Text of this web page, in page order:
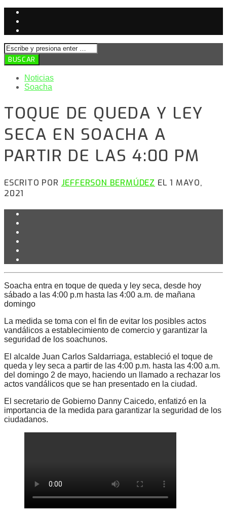
Noticias
Soacha
TOQUE DE QUEDA Y LEY
SECA EN SOACHA A
PARTIR DE LAS 4:00 PM
ESCRITO POR JEFFERSON BERMÚDEZ EL 1 MAYO,
2021
Soacha entra en toque de queda y ley seca, desde hoy
sábado a las 4:00 p.m hasta las 4:00 a.m. de mañana
domingo
La medida se toma con el fin de evitar los posibles actos
vandálicos a establecimiento de comercio y garantizar la
seguridad de los soachunos.
El alcalde Juan Carlos Saldarriaga, estableció el toque de
queda y ley seca a partir de las 4:00 p.m. hasta las 4:00 a.m.
del domingo 2 de mayo, haciendo un llamado a rechazar los
actos vandálicos que se han presentado en la ciudad.
El secretario de Gobierno Danny Caicedo, enfatizó en la
importancia de la medida para garantizar la seguridad de los
ciudadanos.